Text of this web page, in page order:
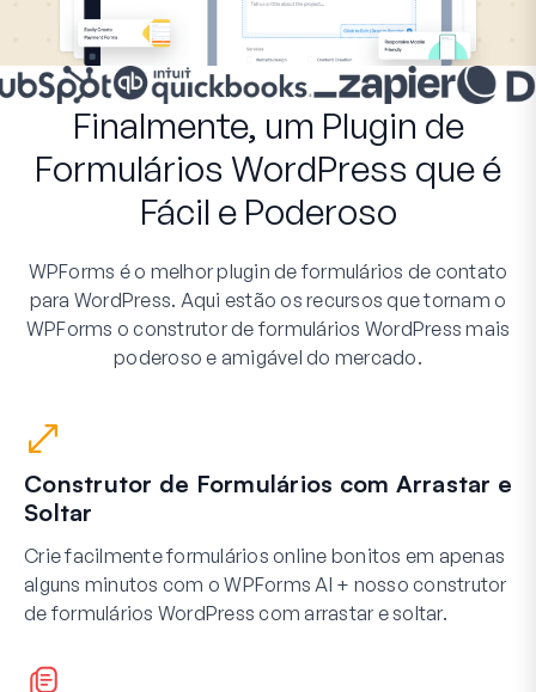
Finalmente, um Plugin de
Formulários WordPress que é
Fácil e Poderoso
WPForms é o melhor plugin de formulários de contato
para WordPress. Aqui estão os recursos que tornam o
WPForms o construtor de formulários WordPress mais
poderoso e amigável do mercado.
Construtor de Formulários com Arrastar e
Soltar
Crie facilmente formulários online bonitos em apenas
alguns minutos com o WPForms AI + nosso construtor
de formulários WordPress com arrastar e soltar.